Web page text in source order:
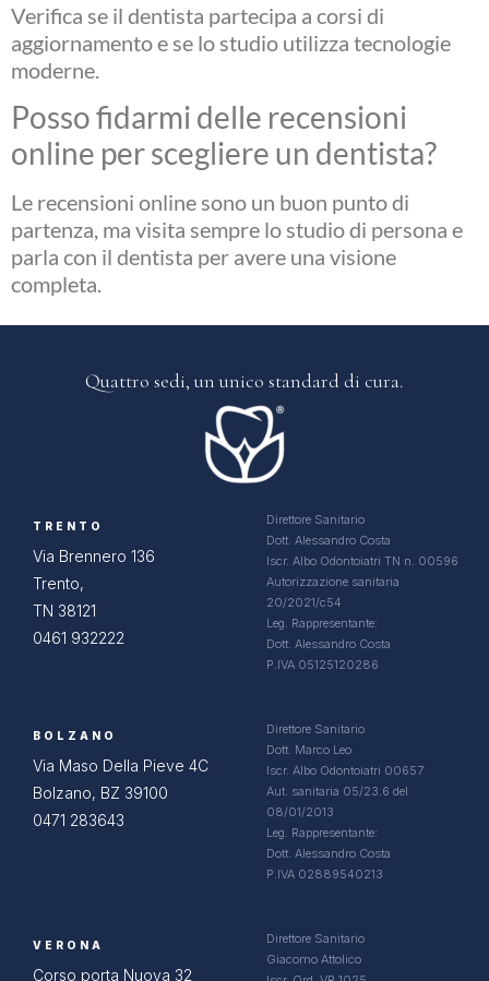
Verifica se il dentista partecipa a corsi di
aggiornamento e se lo studio utilizza tecnologie
moderne.
Posso fidarmi delle recensioni
online per scegliere un dentista?
Le recensioni online sono un buon punto di
partenza, ma visita sempre lo studio di persona e
parla con il dentista per avere una visione
completa.
Quattro sedi, un unico standard di cura.
TRENTO
Via Brennero 136
Trento,
TN 38121
0461 932222
Direttore Sanitario
Dott. Alessandro Costa
Iscr. Albo Odontoiatri TN n. 00596
Autorizzazione sanitaria
20/2021/c54
Leg. Rappresentante:
Dott. Alessandro Costa
P.IVA 05125120286
BOLZANO
Via Maso Della Pieve 4C
Bolzano, BZ 39100
0471 283643
Direttore Sanitario
Dott. Marco Leo
Iscr. Albo Odontoiatri 00657
Aut. sanitaria 05/23.6 del
08/01/2013
Leg. Rappresentante:
Dott. Alessandro Costa
P.IVA 02889540213
VERONA
Corso porta Nuova 32
Direttore Sanitario
Giacomo Attolico